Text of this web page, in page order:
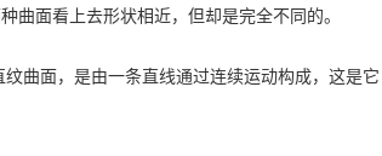
面看上去形状相近，但却是完全不同的。
曲面，是由一条直线通过连续运动构成，这是它